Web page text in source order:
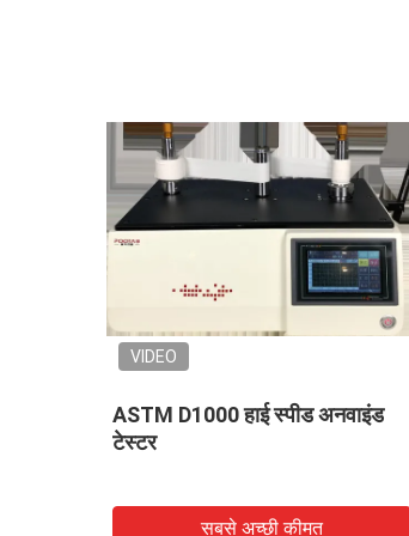
500 ग्राम आसंजन परीक्षण मशीन
सबसे अच्छी कीमत